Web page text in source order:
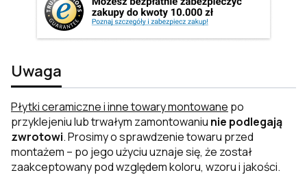
Uwaga
Płytki ceramiczne i inne towary montowane po
przyklejeniu lub trwałym zamontowaniu nie podlegają
zwrotowi. Prosimy o sprawdzenie towaru przed
montażem – po jego użyciu uznaje się, że został
zaakceptowany pod względem koloru, wzoru i jakości.